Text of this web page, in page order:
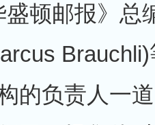
顿邮报》总
的负责人一